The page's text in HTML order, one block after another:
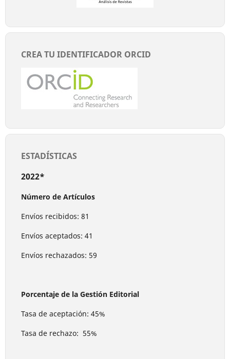
CREA TU IDENTIFICADOR ORCID
ESTADÍSTICAS
2022*
Número de Artículos
Envíos recibidos: 81
Envíos aceptados: 41
Envíos rechazados: 59
Porcentaje de la Gestión Editorial
Tasa de aceptación: 45%
Tasa de rechazo: 55%